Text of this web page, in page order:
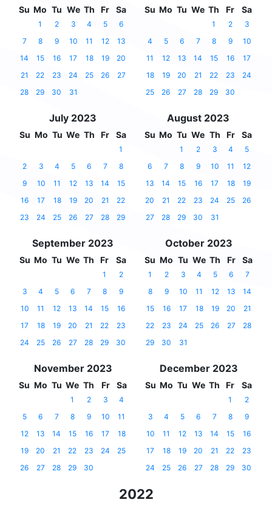
Su Mo Tu We Th Fr Sa
1 2 3 4 5
6
7
8 9 10 11 12
13
14
15 16 17 18 19
20
21
22 23 24 25 26
27
28
29 30 31
Su Mo Tu We Th Fr Sa
1 2
3
4
5 6 7 8 9
10
11
12 13 14 15 16
17
18
19 20 21 22 23
24
25
26 27 28 29 30
July 2023
Su Mo Tu We Th Fr Sa
1
2
3 4 5 6 7
8
9
10 11 12 13 14
15
16
17 18 19 20 21
22
23
24 25 26 27 28 29
August 2023
Su Mo Tu We Th Fr Sa
1 2 3 4
5
6
7 8 9 10 11
12
13
14 15 16 17 18
19
20
21 22 23 24 25
26
27
28 29 30 31
September 2023
Su Mo Tu We Th Fr Sa
1
2
3
4 5 6 7 8
9
10
11 12 13 14 15
16
17
18 19 20 21 22
23
24
25 26 27 28 29 30
October 2023
Su Mo Tu We Th Fr Sa
1 2 3 4 5 6
7
8
9 10 11 12 13
14
15
16 17 18 19 20
21
22
23 24 25 26 27
28
29
30 31
November 2023
Su Mo Tu We Th Fr Sa
1 2 3
4
5
6 7 8 9 10
11
12
13 14 15 16 17
18
19
20 21 22 23 24
25
26
27 28 29 30
December 2023
Su Mo Tu We Th Fr Sa
1
2
3
4 5 6 7 8
9
10
11 12 13 14 15
16
17
18 19 20 21 22
23
24
25 26 27 28 29 30
2022